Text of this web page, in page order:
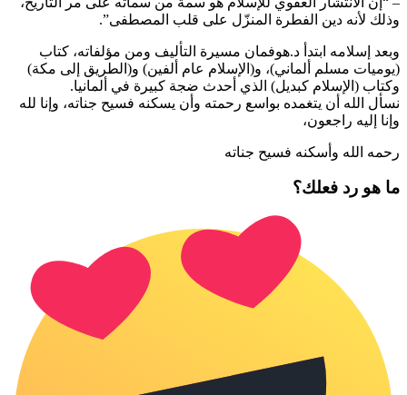
وذلك لأنه دين الفطرة المنزّل على قلب المصطفى”.
وبعد إسلامه ابتدأ د.هوفمان مسيرة التأليف ومن مؤلفاته، كتاب
(يوميات مسلم ألماني)، و(الإسلام عام ألفين) و(الطريق إلى مكة)
وكتاب (الإسلام كبديل) الذي أحدث ضجة كبيرة في ألمانيا.
نسأل الله أن يتغمده بواسع رحمته وأن يسكنه فسيح جناته، وإنا لله
وإنا إليه راجعون،
رحمه الله وأسكنه فسيح جناته
ما هو رد فعلك؟